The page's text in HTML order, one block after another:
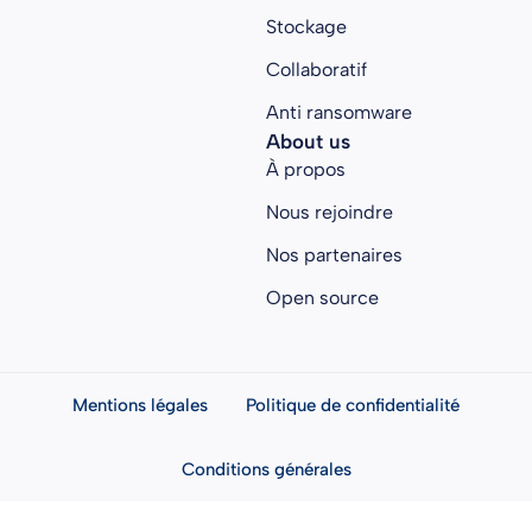
Stockage
Collaboratif
Anti ransomware
About us
À propos
Nous rejoindre
Nos partenaires
Open source
Mentions légales Politique de confidentialité
Conditions générales